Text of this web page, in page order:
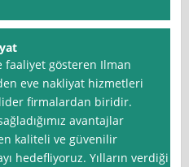
faaliyet gösteren Ilman
eve nakliyat hizmetleri
firmalardan biridir.
avantajlar
kaliteli ve güvenilir
hedefliyoruz. Yılların verdiği